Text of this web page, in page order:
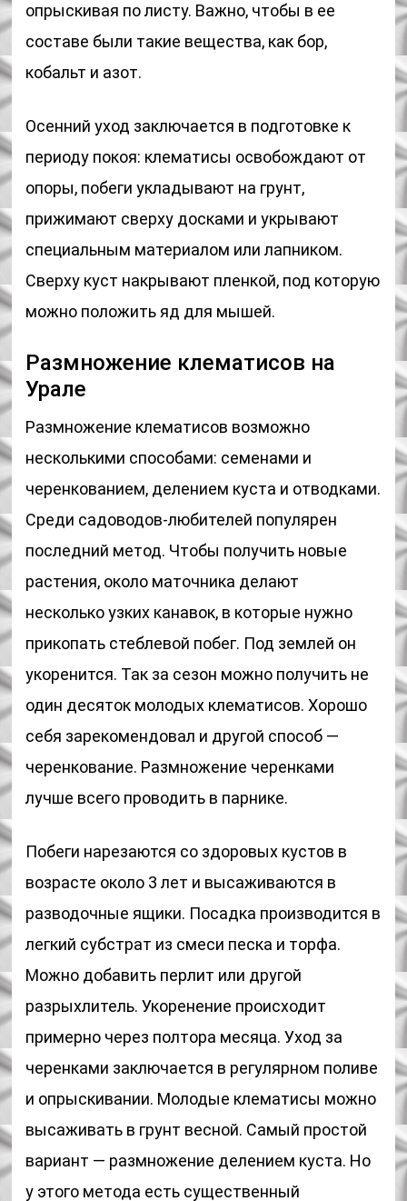
опрыскивая по листу. Важно, чтобы в ее
составе были такие вещества, как бор,
кобальт и азот.
Осенний уход заключается в подготовке к
периоду покоя: клематисы освобождают от
опоры, побеги укладывают на грунт,
прижимают сверху досками и укрывают
специальным материалом или лапником.
Сверху куст накрывают пленкой, под которую
можно положить яд для мышей.
Размножение клематисов на
Урале
Размножение клематисов возможно
несколькими способами: семенами и
черенкованием, делением куста и отводками.
Среди садоводов-любителей популярен
последний метод. Чтобы получить новые
растения, около маточника делают
несколько узких канавок, в которые нужно
прикопать стеблевой побег. Под землей он
укоренится. Так за сезон можно получить не
один десяток молодых клематисов. Хорошо
себя зарекомендовал и другой способ —
черенкование. Размножение черенками
лучше всего проводить в парнике.
Побеги нарезаются со здоровых кустов в
возрасте около 3 лет и высаживаются в
разводочные ящики. Посадка производится в
легкий субстрат из смеси песка и торфа.
Можно добавить перлит или другой
разрыхлитель. Укоренение происходит
примерно через полтора месяца. Уход за
черенками заключается в регулярном поливе
и опрыскивании. Молодые клематисы можно
высаживать в грунт весной. Самый простой
вариант — размножение делением куста. Но
у этого метода есть существенный